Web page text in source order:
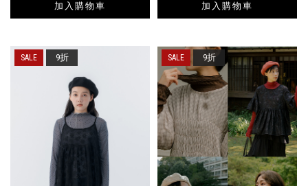
加入購物車 加入購物車
9折 9折